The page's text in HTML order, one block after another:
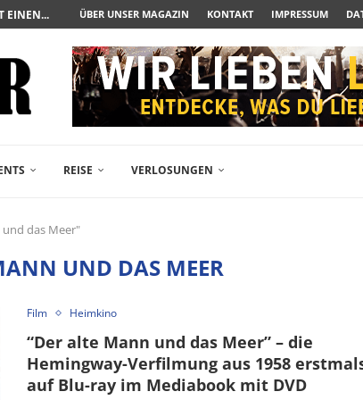
DER BESONDEREN ART
ZUM ALBTRAUM WIRD
FREIKARTEN- UND...
ACTION-BLOCKBUSTER...
POLARSTERN...
JETZT AUF DVD...
ROMCOM AUS 1963...
ÜBER UNSER MAGAZIN KONTAKT IMPRESSUM
REISE VERLOSUNGEN
das Meer"
UND DAS MEER
Film Heimkino
“Der alte Mann und das Meer” – die
Hemingway-Verfilmung aus 1958
auf Blu-ray im Mediabook mit DVD